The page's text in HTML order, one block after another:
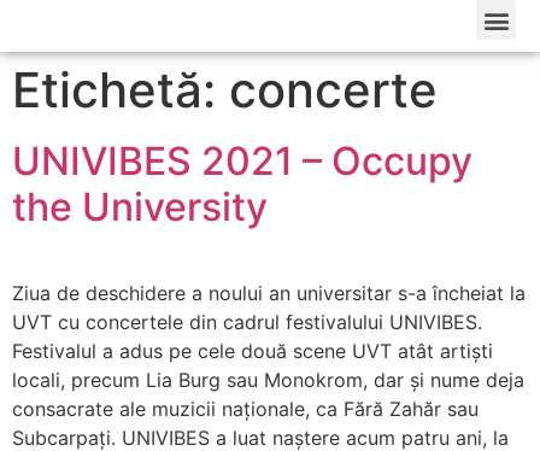
Etichetă: concerte
UNIVIBES 2021 – Occupy
the University
Ziua de deschidere a noului an universitar s-a încheiat la
UVT cu concertele din cadrul festivalului UNIVIBES.
Festivalul a adus pe cele două scene UVT atât artiști
locali, precum Lia Burg sau Monokrom, dar și nume deja
consacrate ale muzicii naționale, ca Fără Zahăr sau
Subcarpați. UNIVIBES a luat naștere acum patru ani, la